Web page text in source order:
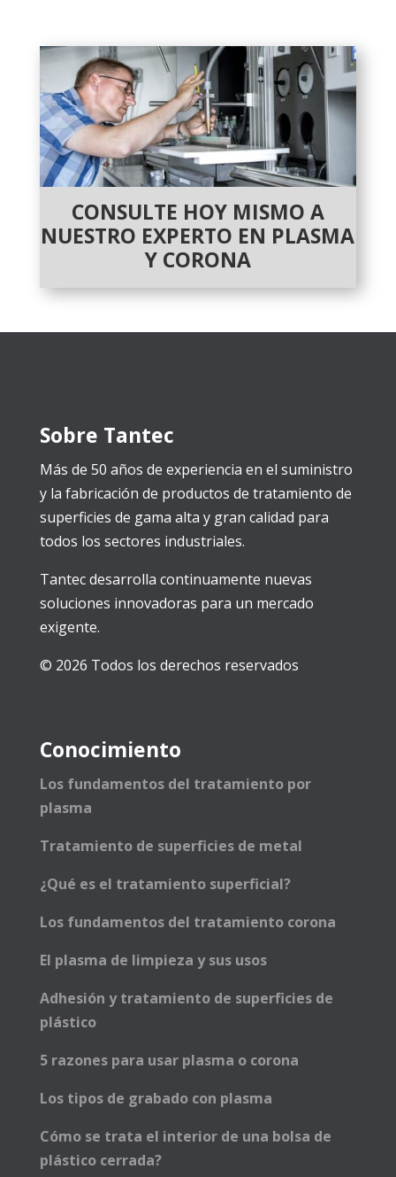
CONSULTE HOY MISMO A
NUESTRO EXPERTO EN PLASMA
Y CORONA
Sobre Tantec
Más de 50 años de experiencia en el suministro
y la fabricación de productos de tratamiento de
superficies de gama alta y gran calidad para
todos los sectores industriales.
Tantec desarrolla continuamente nuevas
soluciones innovadoras para un mercado
exigente.
© 2026 Todos los derechos reservados
Conocimiento
Los fundamentos del tratamiento por
plasma
Tratamiento de superficies de metal
¿Qué es el tratamiento superficial?
Los fundamentos del tratamiento corona
El plasma de limpieza y sus usos
Adhesión y tratamiento de superficies de
plástico
5 razones para usar plasma o corona
Los tipos de grabado con plasma
Cómo se trata el interior de una bolsa de
plástico cerrada?